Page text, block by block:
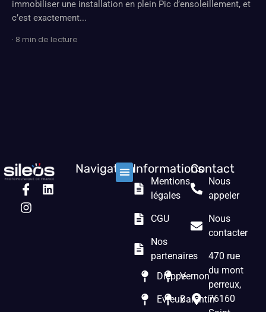
immobiliser une installation en plein Pic d’ensoleillement, et
c’est exactement...
· 8 min de lecture
NavigationInformations
Mentions
légales
CGU
Nos
partenaires
Dieppe
Evreux
Vernon
Barentin
Contact
Nous
appeler
Nous
contacter
470 rue
du mont
perreux,
76160